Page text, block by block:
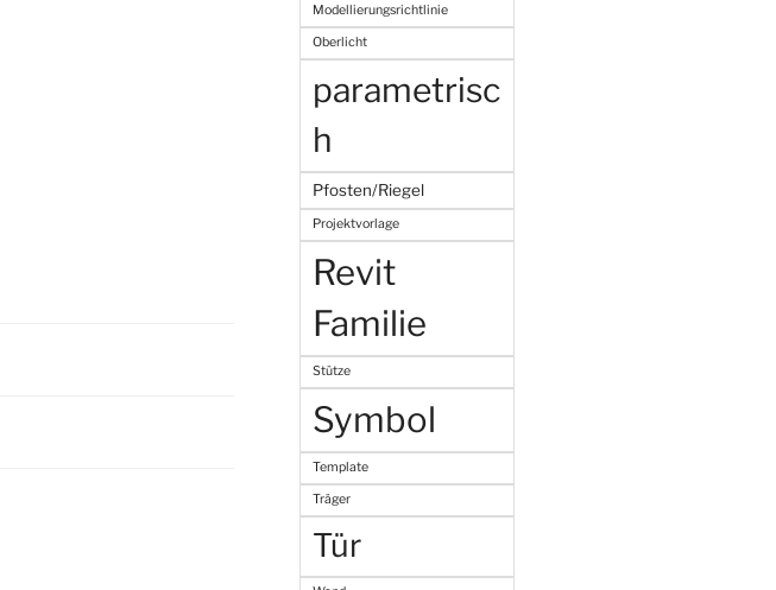
Modellierungsrichtlinie
Oberlicht
parametrisc
h
Pfosten/Riegel
Projektvorlage
Revit
Familie
Stütze
Symbol
Template
Träger
Tür